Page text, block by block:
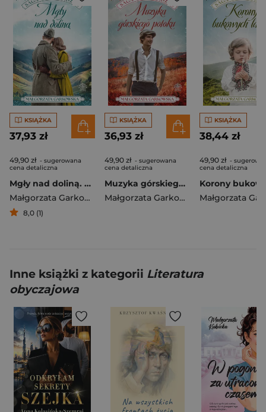
KSIĄŻKA
37,93 zł
49,90 zł - sugerowana
cena detaliczna
Mgły nad doliną. Saga bieszczadzka. Tom 4
Małgorzata Garkowska
8,0 (1)
KSIĄŻKA
36,93 zł
49,90 zł - sugerowana
cena detaliczna
Muzyka górskiego potoku. Saga bieszczadzka. Tom 3
Małgorzata Garkowska
KSIĄŻKA
38,44 zł
49,90 zł -
cena detaliczna
Inne książki z kategorii Literatura
obyczajowa